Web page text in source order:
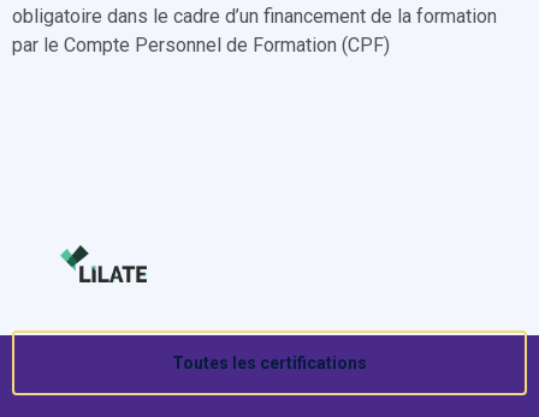
obligatoire dans le cadre d’un financement de la formation
par le Compte Personnel de Formation (CPF)
Toutes les certifications